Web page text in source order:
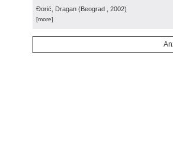
Đorić, Dragan (Beograd , 2002)
[more]